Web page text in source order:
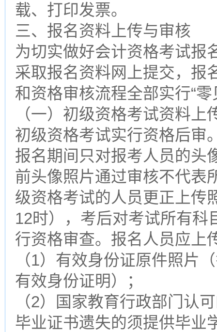
载、打印发票。
三、报名资料上传与审核
为切实做好会计资格考试报
采取报名资料网上提交，报
和资格审核流程全部实行“
（一）初级资格考试资料上
初级资格考试实行资格后审
报名期间只对报考人员的头
前头像照片通过审核不代表
级资格考试的人员更正上传
12时），考后对考试所有科
行资格审查。报名人员应上
（1）有效身份证原件照片
有效身份证明）；
（2）国家教育行政部门认
毕业证书遗失的须提供毕业